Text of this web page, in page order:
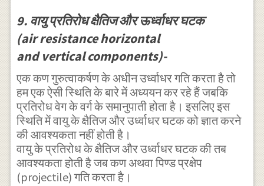
}^{ 2
}+\frac { {
k }^{ 2 } }{
{ g }^{ 2 } }
{ v }_{ 0
}^{ 2 }{ { v
}_{ 1 }^{ 2
} }=\frac {
k }{ g } { v
}_{ 0 }^{ 2
9. वायु प्रतिरोध क्षैतिज और ऊर्ध्वाधर घटक
(air resistance horizontal
and vertical components)-
एक कण गुरुत्वाकर्षण के अधीन उर्ध्वाधर गति करता है तो
हम एक ऐसी स्थिति के बारे में अध्ययन कर रहे हैं जबकि
प्रतिरोध वेग के वर्ग के समानुपाती होता है। इसलिए इस
स्थिति में वायु के क्षैतिज और उर्ध्वाधर घटक को ज्ञात करने
की आवश्यकता नहीं होती है।
वायु के प्रतिरोध के क्षैतिज और उर्ध्वाधर घटक की तब
आवश्यकता होती है जब कण अथवा पिण्ड प्रक्षेप
(projectile) गति करता है।